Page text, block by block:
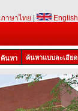
ภาษาไทย
English
ค้นหาแบบละเอียด